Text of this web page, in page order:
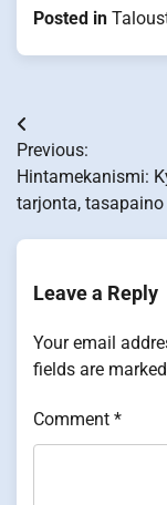
Posted in
Post
navigation
Previous:
Hintamekanismi:
tarjonta, tasapaino
Leave a Reply
Your email
fields are marked
Comment *